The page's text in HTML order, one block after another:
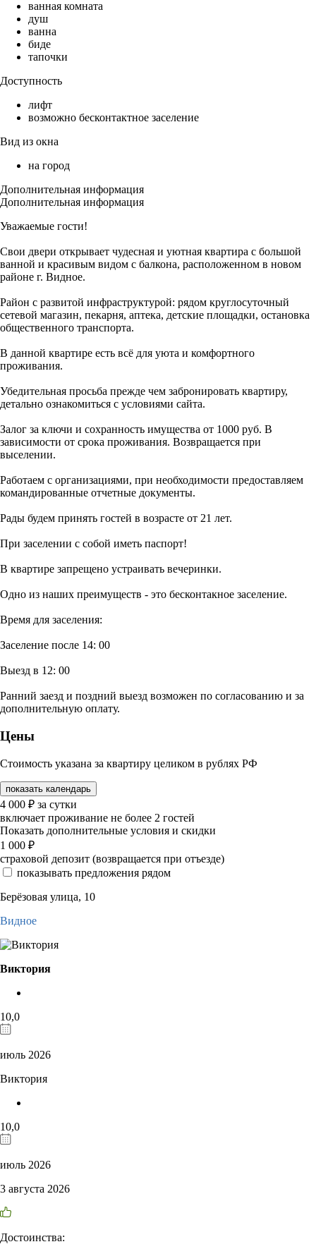
ванная комната
душ
ванна
биде
тапочки
Доступность
лифт
возможно бесконтактное заселение
Вид из окна
на город
Дополнительная информация
Дополнительная информация
Уважаемые гости!
Свои двери открывает чудесная и уютная квартира с большой
ванной и красивым видом с балкона, расположенном в новом
районе г. Видное.
Район с развитой инфраструктурой: рядом круглосуточный
сетевой магазин, пекарня, аптека, детские площадки, остановка
общественного транспорта.
В данной квартире есть всё для уюта и комфортного
проживания.
Убедительная просьба прежде чем забронировать квартиру,
детально ознакомиться с условиями сайта.
Залог за ключи и сохранность имущества от 1000 руб. В
зависимости от срока проживания. Возвращается при
выселении.
Работаем с организациями, при необходимости предоставляем
командированные отчетные документы.
Рады будем принять гостей в возрасте от 21 лет.
При заселении с собой иметь паспорт!
В квартире запрещено устраивать вечеринки.
Одно из наших преимуществ - это бесконтакное заселение.
Время для заселения:
Заселение после 14: 00
Выезд в 12: 00
Ранний заезд и поздний выезд возможен по согласованию и за
дополнительную оплату.
Цены
Стоимость указана за квартиру целиком в рублях РФ
показать календарь
4 000 ₽ за сутки
включает проживание не более 2 гостей
Показать дополнительные условия и скидки
1 000 ₽
страховой депозит (возвращается при отъезде)
показывать предложения рядом
Берёзовая улица, 10
Видное
Виктория
10,0
июль 2026
Виктория
10,0
июль 2026
3 августа 2026
Достоинства: